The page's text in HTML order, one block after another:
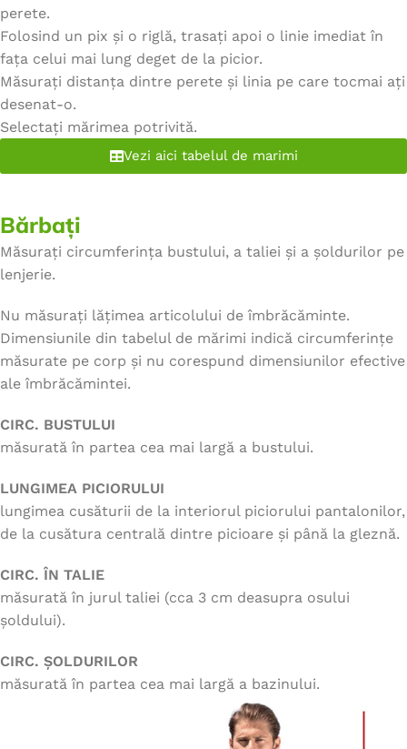
perete.
Folosind un pix și o riglă, trasați apoi o linie imediat în
fața celui mai lung deget de la picior.
Măsurați distanța dintre perete și linia pe care tocmai ați
desenat-o.
Selectați mărimea potrivită.
Vezi aici tabelul de marimi
Bărbați
Măsurați circumferința bustului, a taliei și a șoldurilor pe
lenjerie.
Nu măsurați lățimea articolului de îmbrăcăminte.
Dimensiunile din tabelul de mărimi indică circumferințe
măsurate pe corp și nu corespund dimensiunilor efective
ale îmbrăcămintei.
CIRC. BUSTULUI
măsurată în partea cea mai largă a bustului.
LUNGIMEA PICIORULUI
lungimea cusăturii de la interiorul piciorului pantalonilor,
de la cusătura centrală dintre picioare și până la gleznă.
CIRC. ÎN TALIE
măsurată în jurul taliei (cca 3 cm deasupra osului
șoldului).
CIRC. ȘOLDURILOR
măsurată în partea cea mai largă a bazinului.